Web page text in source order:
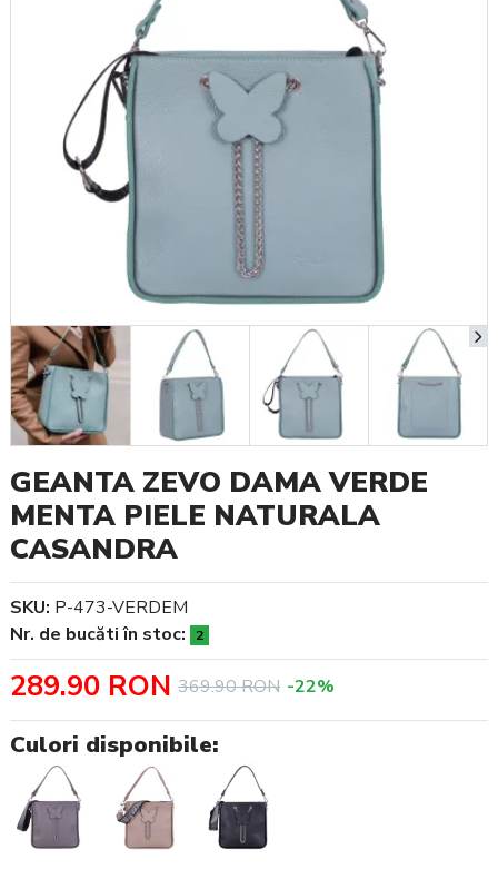
GEANTA ZEVO DAMA VERDE
MENTA PIELE NATURALA
CASANDRA
Culori disponibile:
SKU: P-473-VERDEM
Nr. de bucăti în stoc:
2
289.90 RON 369.90 RON -22%